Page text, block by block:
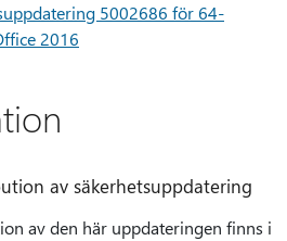
5002686 för 64-
2016
av säkerhetsuppdatering
av den här uppdateringen finns i